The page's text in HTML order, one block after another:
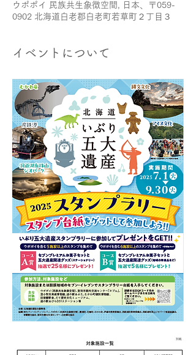
ウポポイ 民族共生象徴空間, 日本、〒059-
0902 北海道白老郡白老町若草町２丁目３
イベントについて